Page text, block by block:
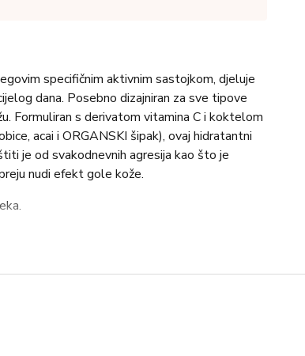
specifičnim aktivnim sastojkom, djeluje
dana. Posebno dizajniran za sve tipove
Formuliran s derivatom vitamina C i koktelom
acai i ORGANSKI šipak), ovaj hidratantni
je od svakodnevnih agresija kao što je
nudi efekt gole kože.
idealno za rehidrataciju kože tijekom dana u
mošusa.